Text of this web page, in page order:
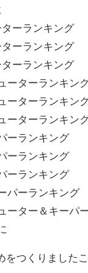
ーランキング
ーランキング
ーランキング
ーターランキン
ーターランキン
ーターランキン
ーランキング
ーランキング
ーランキング
パーランキング
ーター＆キーパ
をつくりました